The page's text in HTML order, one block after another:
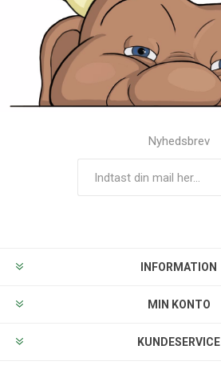
Nyhedsbrev
INFORMATION
MIN KONTO
KUNDESERVICE